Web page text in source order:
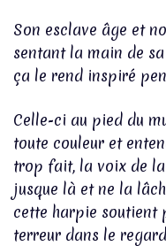
Son esclave âge et
sentant la main de
ça le rend inspiré
Celle-ci au pied du
toute couleur et
trop fait, la voix de
jusque là et ne la
cette harpie soutient
terreur dans le